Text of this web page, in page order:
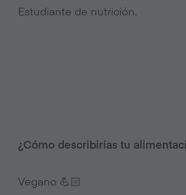
Estudiante de nutrición.
¿Cómo describirías tu
Vegano 💪🏻